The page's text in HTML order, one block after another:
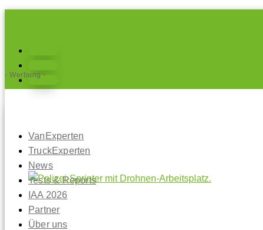
Folgen
VanExperten
TruckExperten
News
Tests & Reports
IAA 2026
Partner
Über uns
- Werbung -